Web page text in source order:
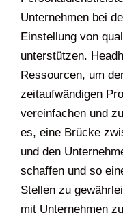
Unternehmen bei
Einstellung von
unterstützen.
Ressourcen, um
zeitaufwändigen
vereinfachen und
es, eine Brücke
und den
schaffen und so
Stellen zu
mit Unternehmen